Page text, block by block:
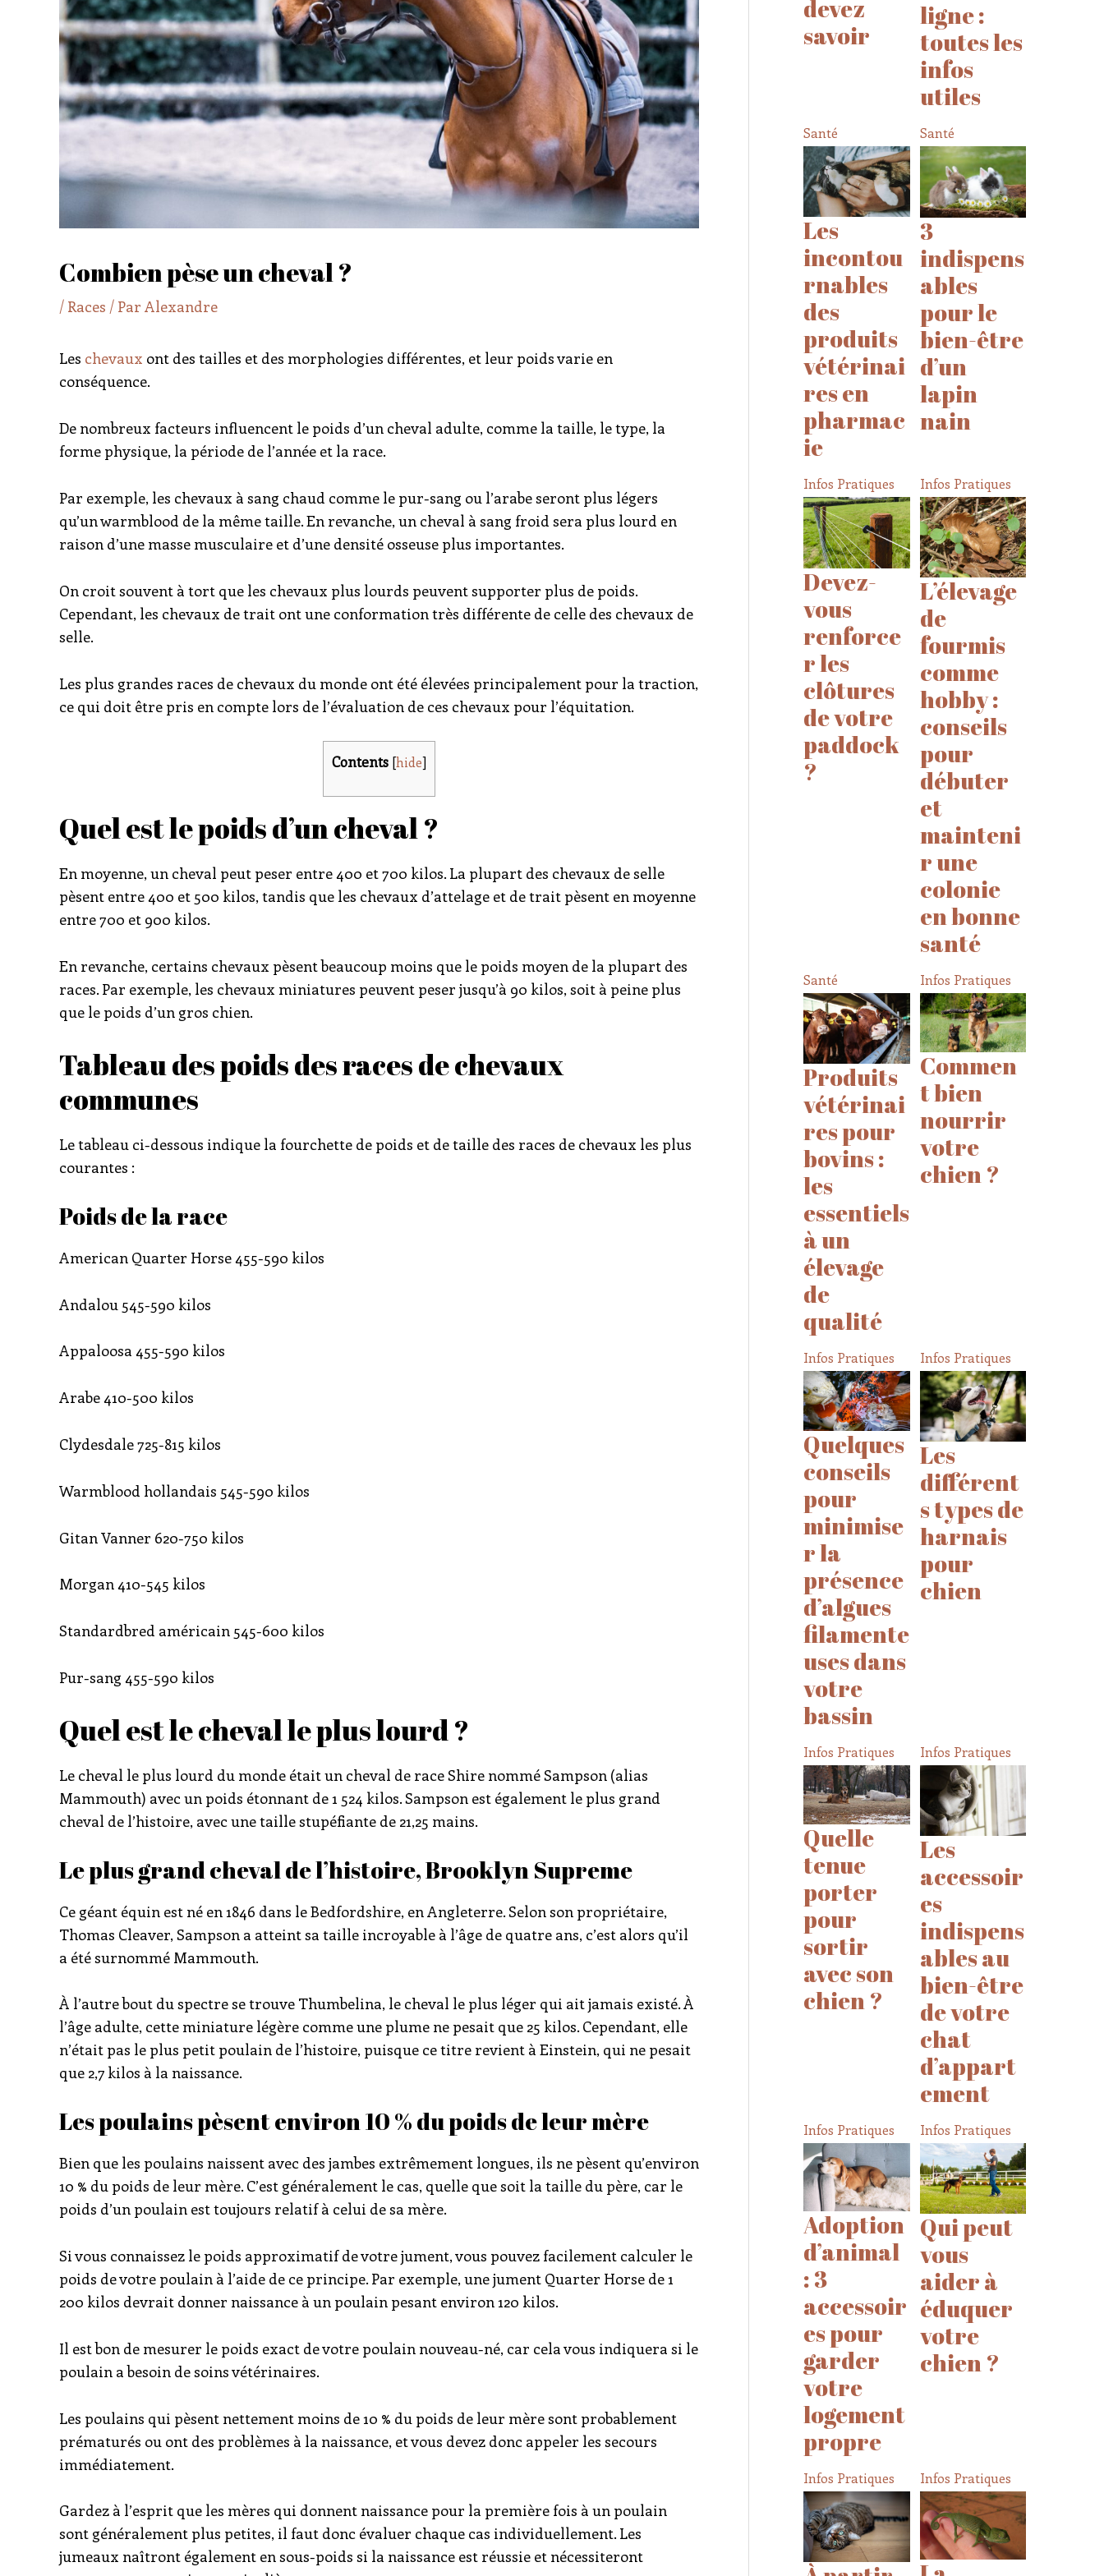
Combien pèse un cheval ?
/ Races / Par Alexandre
Les chevaux ont des tailles et des morphologies différentes, et leur poids varie en
conséquence.
De nombreux facteurs influencent le poids d’un cheval adulte, comme la taille, le type, la
forme physique, la période de l’année et la race.
Par exemple, les chevaux à sang chaud comme le pur-sang ou l’arabe seront plus légers
qu’un warmblood de la même taille. En revanche, un cheval à sang froid sera plus lourd en
raison d’une masse musculaire et d’une densité osseuse plus importantes.
On croit souvent à tort que les chevaux plus lourds peuvent supporter plus de poids.
Cependant, les chevaux de trait ont une conformation très différente de celle des chevaux de
selle.
Les plus grandes races de chevaux du monde ont été élevées principalement pour la traction,
ce qui doit être pris en compte lors de l’évaluation de ces chevaux pour l’équitation.
Contents [hide]
Quel est le poids d’un cheval ?
En moyenne, un cheval peut peser entre 400 et 700 kilos. La plupart des chevaux de selle
pèsent entre 400 et 500 kilos, tandis que les chevaux d’attelage et de trait pèsent en moyenne
entre 700 et 900 kilos.
En revanche, certains chevaux pèsent beaucoup moins que le poids moyen de la plupart des
races. Par exemple, les chevaux miniatures peuvent peser jusqu’à 90 kilos, soit à peine plus
que le poids d’un gros chien.
Tableau des poids des races de chevaux
communes
Le tableau ci-dessous indique la fourchette de poids et de taille des races de chevaux les plus
courantes :
Poids de la race
American Quarter Horse 455-590 kilos
Andalou 545-590 kilos
Appaloosa 455-590 kilos
Arabe 410-500 kilos
Clydesdale 725-815 kilos
Warmblood hollandais 545-590 kilos
Gitan Vanner 620-750 kilos
Morgan 410-545 kilos
Standardbred américain 545-600 kilos
Pur-sang 455-590 kilos
Quel est le cheval le plus lourd ?
Le cheval le plus lourd du monde était un cheval de race Shire nommé Sampson (alias
Mammouth) avec un poids étonnant de 1 524 kilos. Sampson est également le plus grand
cheval de l’histoire, avec une taille stupéfiante de 21,25 mains.
Le plus grand cheval de l’histoire, Brooklyn Supreme
Ce géant équin est né en 1846 dans le Bedfordshire, en Angleterre. Selon son propriétaire,
Thomas Cleaver, Sampson a atteint sa taille incroyable à l’âge de quatre ans, c’est alors qu’il
a été surnommé Mammouth.
À l’autre bout du spectre se trouve Thumbelina, le cheval le plus léger qui ait jamais existé. À
l’âge adulte, cette miniature légère comme une plume ne pesait que 25 kilos. Cependant, elle
n’était pas le plus petit poulain de l’histoire, puisque ce titre revient à Einstein, qui ne pesait
que 2,7 kilos à la naissance.
Les poulains pèsent environ 10 % du poids de leur mère
Bien que les poulains naissent avec des jambes extrêmement longues, ils ne pèsent qu’environ
10 % du poids de leur mère. C’est généralement le cas, quelle que soit la taille du père, car le
poids d’un poulain est toujours relatif à celui de sa mère.
Si vous connaissez le poids approximatif de votre jument, vous pouvez facilement calculer le
poids de votre poulain à l’aide de ce principe. Par exemple, une jument Quarter Horse de 1
200 kilos devrait donner naissance à un poulain pesant environ 120 kilos.
Il est bon de mesurer le poids exact de votre poulain nouveau-né, car cela vous indiquera si le
poulain a besoin de soins vétérinaires.
Les poulains qui pèsent nettement moins de 10 % du poids de leur mère sont probablement
prématurés ou ont des problèmes à la naissance, et vous devez donc appeler les secours
immédiatement.
Gardez à l’esprit que les mères qui donnent naissance pour la première fois à un poulain
sont généralement plus petites, il faut donc évaluer chaque cas individuellement. Les
jumeaux naîtront également en sous-poids si la naissance est réussie et nécessiteront
devez
savoir
ligne :
toutes les
infos
utiles
Santé
Les
incontou
rnables
des
produits
vétérinai
res en
pharmac
ie
Santé
3
indispens
ables
pour le
bien-être
d’un
lapin
nain
Infos Pratiques
Devez-
vous
renforce
r les
clôtures
de votre
paddock
?
Infos Pratiques
L’élevage
de
fourmis
comme
hobby :
conseils
pour
débuter
et
mainteni
r une
colonie
en bonne
santé
Santé
Produits
vétérinai
res pour
bovins :
les
essentiels
à un
élevage
de
qualité
Infos Pratiques
Commen
t bien
nourrir
votre
chien ?
Infos Pratiques
Quelques
conseils
pour
minimise
r la
présence
d’algues
filamente
uses dans
votre
bassin
Infos Pratiques
Les
différent
s types de
harnais
pour
chien
Infos Pratiques
Quelle
tenue
porter
pour
sortir
avec son
chien ?
Infos Pratiques
Les
accessoir
es
indispens
ables au
bien-être
de votre
chat
d’appart
ement
Infos Pratiques
Adoption
d’animal
: 3
accessoir
es pour
garder
votre
logement
propre
Infos Pratiques
Qui peut
vous
aider à
éduquer
votre
chien ?
Infos Pratiques Infos Pratiques